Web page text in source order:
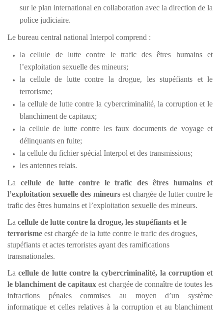
sur le plan international en collaboration avec la direction de la
police judiciaire.
Le bureau central national Interpol comprend :
la cellule de lutte contre le trafic des êtres humains et
l’exploitation sexuelle des mineurs;
la cellule de lutte contre la drogue, les stupéfiants et le
terrorisme;
la cellule de lutte contre la cybercriminalité, la corruption et le
blanchiment de capitaux;
la cellule de lutte contre les faux documents de voyage et
délinquants en fuite;
la cellule du fichier spécial Interpol et des transmissions;
les antennes relais.
La cellule de lutte contre le trafic des êtres humains et
l’exploitation sexuelle des mineursest chargée de lutter contre le
trafic des êtres humains et l’exploitation sexuelle des mineurs.
La cellule de lutte contre la drogue, les stupéfiants et le
terrorisme est chargée de la lutte contre le trafic des drogues,
stupéfiants et actes terroristes ayant des ramifications
transnationales.
Lacellule de lutte contre la cybercriminalité, la corruption et
le blanchiment de capitaux est chargée de connaître de toutes les
infractions pénales commises au moyen d’un système
informatique et celles relatives à la corruption et au blanchiment